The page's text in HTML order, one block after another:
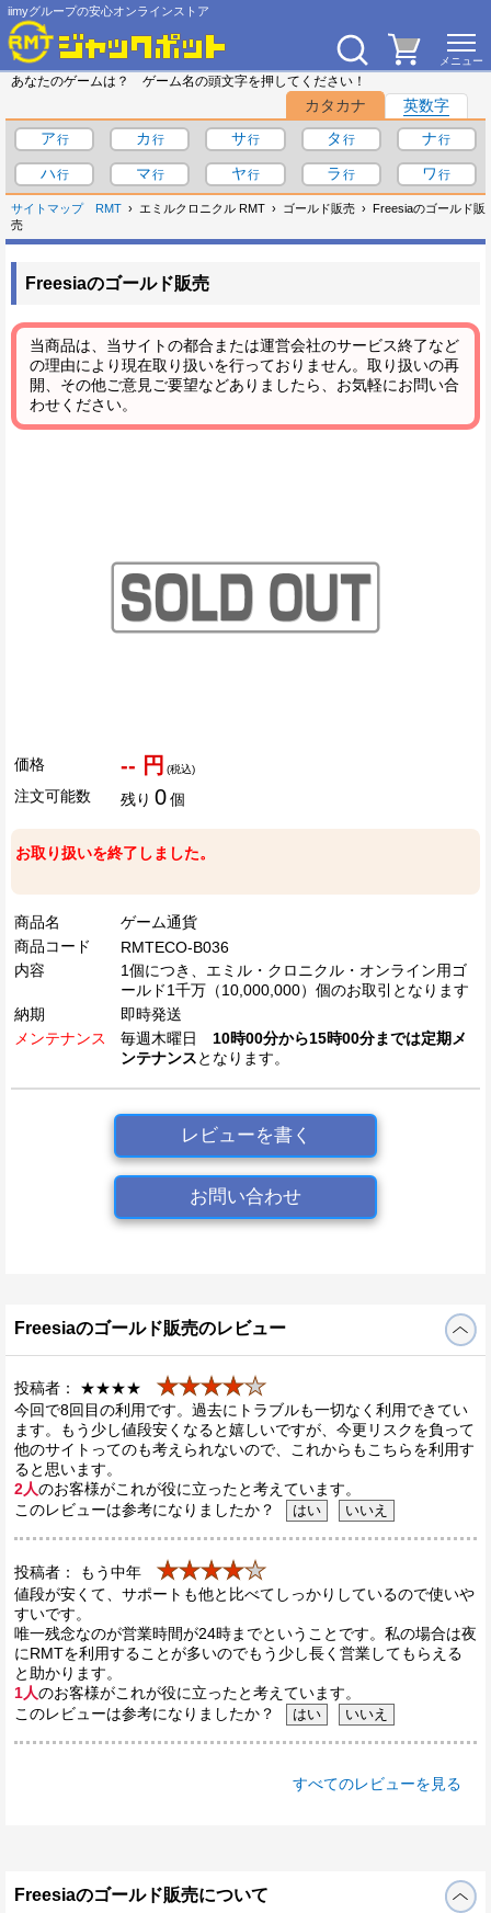
iimyグループの安心オンラインストア
あなたのゲームは？ ゲーム名の頭文字を押してください！
カタカナ
英数字
ア
カ サ タ
ナ
ハ
マ ヤ ラ ワ
サイトマップ RMT エミルクロニクル RMT ゴールド販売
Freesiaのゴールド販
売
Freesiaのゴールド販売
当商品は、当サイトの都合または運営会社のサービス終了など
の理由により現在取り扱いを行っておりません。取り扱いの再
開、その他ご意見ご要望などありましたら、お気軽にお問い合
わせください。
価格 -- 円 (税込)
注文可能数 残り 0個
お取り扱いを終了しました。
商品名
ゲーム通貨
商品コード
RMTECO-B036
内容
1個につき、エミル・クロニクル・オンライン用ゴ
ールド1千万（10,000,000）個のお取引となります
納期
即時発送
メンテナンス
毎週木曜日 10時00分から15時00分までは定期メ
ンテナンスとなります。
レビューを書く
お問い合わせ
Freesiaのゴールド販売のレビュー
投稿者： ★★★★ ★★★★★
今回で8回目の利用です。過去にトラブルも一切なく利用できてい
ます。もう少し値段安くなると嬉しいですが、今更リスクを負って
他のサイトってのも考えられないので、これからもこちらを利用す
ると思います。
2人のお客様がこれが役に立ったと考えています。
このレビューは参考になりましたか？
投稿者： もう中年 ★★★★★
値段が安くて、サポートも他と比べてしっかりしているので使いや
すいです。
唯一残念なのが営業時間が24時までということです。私の場合は夜
にRMTを利用することが多いのでもう少し長く営業してもらえる
と助かります。
1人のお客様がこれが役に立ったと考えています。
このレビューは参考になりましたか？
すべてのレビューを見る
Freesiaのゴールド販売について